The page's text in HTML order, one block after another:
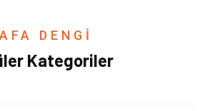
DENGİ
Kategoriler